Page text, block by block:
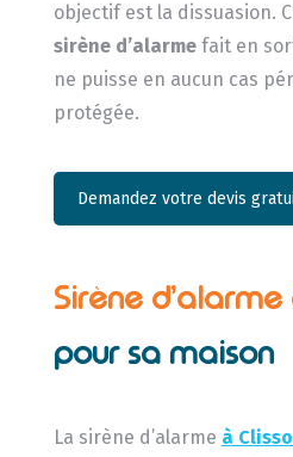
objectif est la dissuasion.
sirène d’alarmefait en
ne puisse en aucun cas
protégée.
Demandez votre devis
Sirène d’alarme
pour sa maison
La sirène d’alarme à